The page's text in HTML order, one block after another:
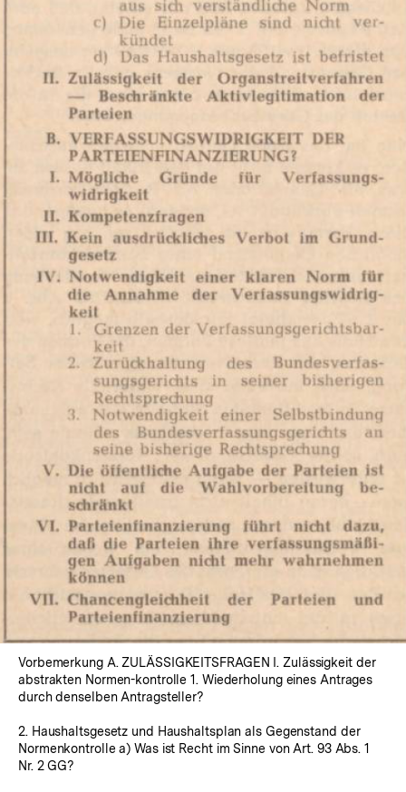
Lightbox
öffnen
Vorbemerkung A. ZULÄSSIGKEITSFRAGEN I. Zulässigkeit der
abstrakten Normen-kontrolle 1. Wiederholung eines Antrages
durch denselben Antragsteller?
2. Haushaltsgesetz und Haushaltsplan als Gegenstand der
Normenkontrolle a) Was ist Recht im Sinne von Art. 93 Abs. 1
Nr. 2 GG?